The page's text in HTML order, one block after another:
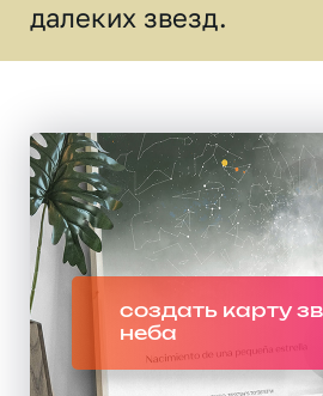
далеких звезд.
создать карту
неба